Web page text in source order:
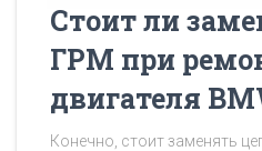
Стоит ли
ГРМ при
двигателя
Конечно, стоит заменять